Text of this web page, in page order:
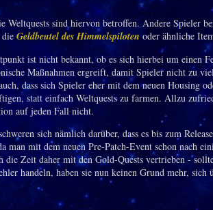
Weltquests sind hiervon betroffen. Andere Spieler
dieGeldbeutel des Himmelspilotenoder ähnliche
ist nicht bekannt, ob es sich hierbei um einen
Maßnahmen ergreift, damit Spieler nicht zu
dass sich Spieler eher mit dem neuen Housing
statt einfach Weltquests zu farmen. Allzu
auf jeden Fall nicht.
sich nämlich darüber, dass es bis zum
man mit dem neuen Pre-Patch-Event schon nach
die Zeit daher mit den Gold-Quests vertrieben -
handeln, haben sie nun keinen Grund mehr, sich